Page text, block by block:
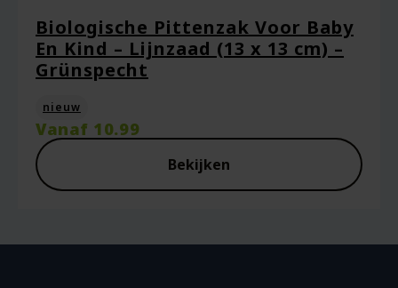
Biologische Pittenzak Voor Baby
En Kind – Lijnzaad (13 x 13 cm) –
Grünspecht
nieuw
Vanaf 10.99
Bekijken